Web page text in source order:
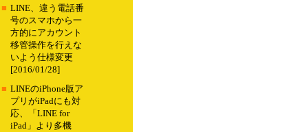
■ LINE、違う電話番
号のスマホから一
方的にアカウント
移管操作を行えな
いよう仕様変更
[2016/01/28]
■ LINEのiPhone版ア
プリがiPadにも対
応、「LINE for
iPad」より多機